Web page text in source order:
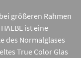
größeren Rahmen
ist eine
des Normalglases
True Color Glas